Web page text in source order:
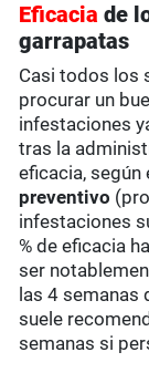
Eficaciade
garrapatas
Casi todos los
procurar un
infestaciones
tras la
eficacia,
preventivo
infestaciones
% de eficacia
ser
las 4
suele
semanas si